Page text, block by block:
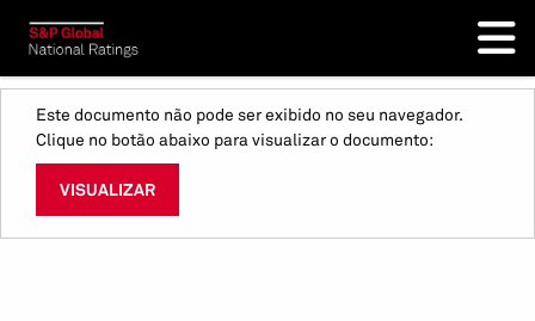
Este documento não pode ser exibido no seu navegador.
Clique no botão abaixo para visualizar o documento:
VISUALIZAR